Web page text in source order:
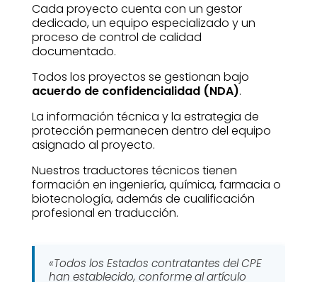
Cada proyecto cuenta con un gestor
dedicado, un equipo especializado y un
proceso de control de calidad
documentado.
Todos los proyectos se gestionan bajo
acuerdo de confidencialidad (NDA).
La información técnica y la estrategia de
protección permanecen dentro del equipo
asignado al proyecto.
Nuestros traductores técnicos tienen
formación en ingeniería, química, farmacia o
biotecnología, además de cualificación
profesional en traducción.
«Todos los Estados contratantes del CPE
han establecido, conforme al artículo